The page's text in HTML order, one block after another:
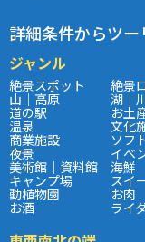
詳細条件からツ
ジャンル
絶景スポット 絶景
山｜高原 湖｜
道の駅 お土
温泉 文化
商業施設 ソフ
夜景 イベ
美術館｜資料館 海鮮
キャンプ場 スイ
動植物園 お肉
お酒 ライ